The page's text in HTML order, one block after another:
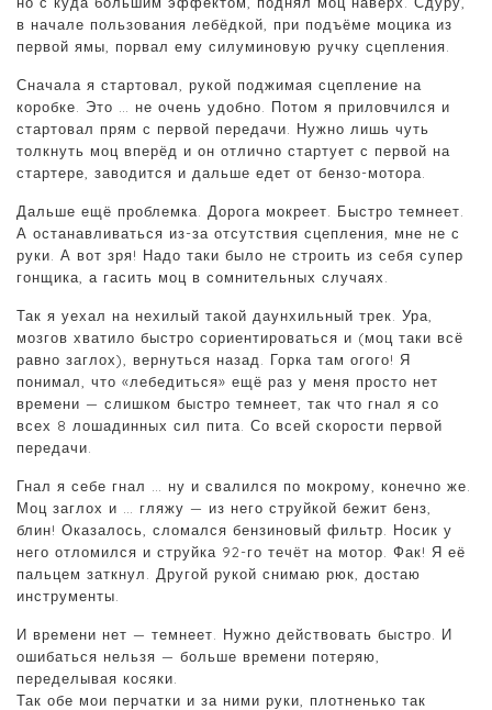
в начале пользования лебёдкой, при подъёме моцика из
первой ямы, порвал ему силуминовую ручку сцепления.
Сначала я стартовал, рукой поджимая сцепление на
коробке. Это … не очень удобно. Потом я приловчился и
стартовал прям с первой передачи. Нужно лишь чуть
толкнуть моц вперёд и он отлично стартует с первой на
стартере, заводится и дальше едет от бензо-мотора.
Дальше ещё проблемка. Дорога мокреет. Быстро темнеет.
А останавливаться из-за отсутствия сцепления, мне не с
руки. А вот зря! Надо таки было не строить из себя супер
гонщика, а гасить моц в сомнительных случаях.
Так я уехал на нехилый такой даунхильный трек. Ура,
мозгов хватило быстро сориентироваться и (моц таки всё
равно заглох), вернуться назад. Горка там огого! Я
понимал, что «лебедиться» ещё раз у меня просто нет
времени — слишком быстро темнеет, так что гнал я со
всех 8 лошадинных сил пита. Со всей скорости первой
передачи.
Гнал я себе гнал … ну и свалился по мокрому, конечно же.
Моц заглох и … гляжу — из него струйкой бежит бенз,
блин! Оказалось, сломался бензиновый фильтр. Носик у
него отломился и струйка 92-го течёт на мотор. Фак! Я её
пальцем заткнул. Другой рукой снимаю рюк, достаю
инструменты.
И времени нет — темнеет. Нужно действовать быстро. И
ошибаться нельзя — больше времени потеряю,
переделывая косяки.
Так обе мои перчатки и за ними руки, плотненько так